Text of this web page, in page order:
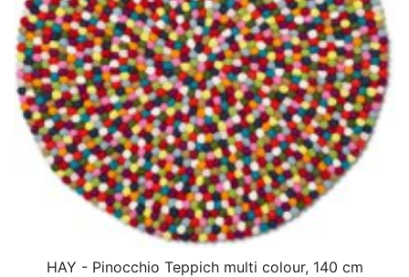
HAY - Pinocchio Teppich multi colour, 140 cm